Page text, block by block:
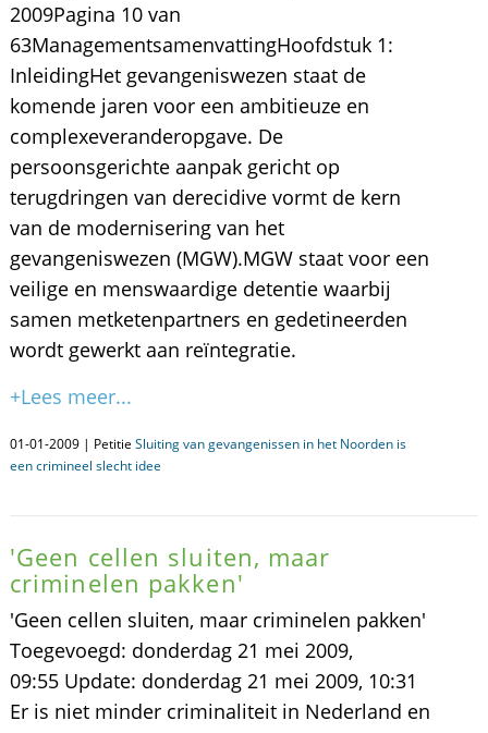
2009Pagina 10 van
63ManagementsamenvattingHoofdstuk 1:
InleidingHet gevangeniswezen staat de
komende jaren voor een ambitieuze en
complexeveranderopgave. De
persoonsgerichte aanpak gericht op
terugdringen van derecidive vormt de kern
van de modernisering van het
gevangeniswezen (MGW).MGW staat voor een
veilige en menswaardige detentie waarbij
samen metketenpartners en gedetineerden
wordt gewerkt aan reïntegratie.
+Lees meer...
01-01-2009 | Petitie Sluiting van gevangenissen in het Noorden is
een crimineel slecht idee
'Geen cellen sluiten, maar
criminelen pakken'
'Geen cellen sluiten, maar criminelen pakken'
Toegevoegd: donderdag 21 mei 2009,
09:55 Update: donderdag 21 mei 2009, 10:31
Er is niet minder criminaliteit in Nederland en